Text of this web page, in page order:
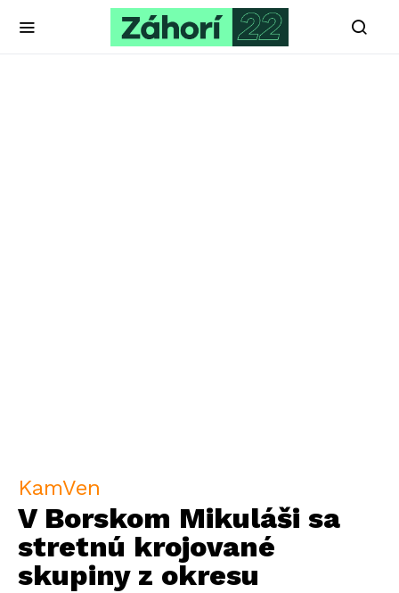
KamVen
V Borskom Mikuláši sa
stretnú krojované
skupiny z okresu